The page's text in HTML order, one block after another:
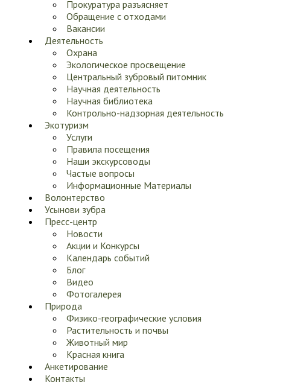
Прокуратура разъясняет
Обращение с отходами
Вакансии
Деятельность
Охрана
Экологическое просвещение
Центральный зубровый питомник
Научная деятельность
Научная библиотека
Контрольно-надзорная деятельность
Экотуризм
Услуги
Правила посещения
Наши экскурсоводы
Частые вопросы
Информационные Материалы
Волонтерство
Усынови зубра
Пресс-центр
Новости
Акции и Конкурсы
Календарь событий
Блог
Видео
Фотогалерея
Природа
Физико-географические условия
Растительность и почвы
Животный мир
Красная книга
Анкетирование
Контакты